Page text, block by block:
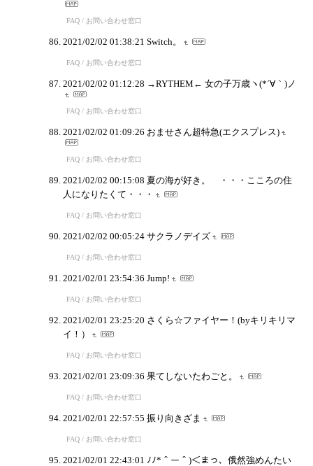
FAQ / お問い合わせ窓口
2021/02/02 01:38:21 Switch。
FAQ / お問い合わせ窓口
2021/02/02 01:12:28 →RYTHEM← 女の子万歳ヽ(*´∀｀)ノ
FAQ / お問い合わせ窓口
2021/02/02 01:09:26 おませさん超特急(エクスプレス)
FAQ / お問い合わせ窓口
2021/02/02 00:15:08 夏の海が好き。 ・・・こころの住
人になりたくて・・・
FAQ / お問い合わせ窓口
2021/02/02 00:05:24 サクラノデイズ
FAQ / お問い合わせ窓口
2021/02/01 23:54:36 Jump!
FAQ / お問い合わせ窓口
2021/02/01 23:25:20 さくら☆ファイヤー！(byキリキリマ
イ！）
FAQ / お問い合わせ窓口
2021/02/01 23:09:36 果てしないたわごと。
FAQ / お問い合わせ窓口
2021/02/01 22:57:55 振り向きざま
FAQ / お問い合わせ窓口
2021/02/01 22:43:01 ﾉﾉ*＾ー＾)＜まっ、俄然強めんたい